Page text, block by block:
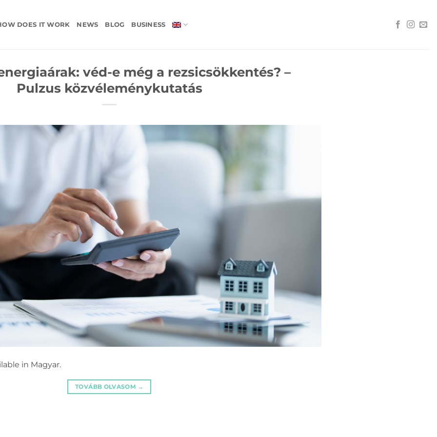
DOES IT WORK NEWS BLOG BUSINESS
véd-e még a rezsicsökkentés? –
Pulzus közvéleménykutatás
in Magyar.
TOVÁBB OLVASOM →